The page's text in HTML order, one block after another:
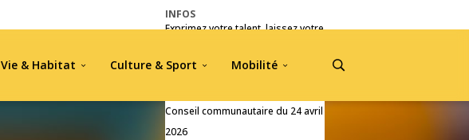
INFOS
Exprimez votre talent, laissez votre
Pré-inscriptions Jou A Tradisyon
Conseil communautaire du 24 avril
2026
Vie & Habitat Culture & Sport Mobilité